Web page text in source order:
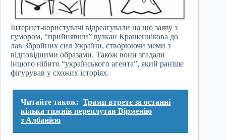
Інтернет-користувачі відреагували на цю заяву з
гумором, “прийнявши” вулкан Крашеннікова до
лав Збройних сил України, створюючи меми з
відповідними образами. Також вони згадали
іншого нібито “українського агента”, який раніше
фігурував у схожих історіях.
Читайте також: Трамп втретє за останні
кілька тижнів переплутав Вірменію
з Албанією